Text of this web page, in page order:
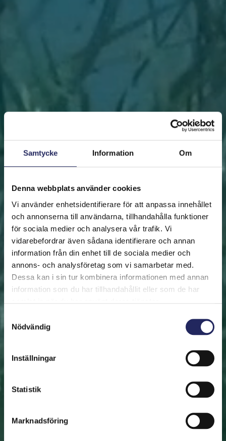
Samtycke Information Om
Denna webbplats använder cookies
Vi använder enhetsidentifierare för att anpassa innehållet
och annonserna till användarna, tillhandahålla funktioner
för sociala medier och analysera vår trafik. Vi
vidarebefordrar även sådana identifierare och annan
information från din enhet till de sociala medier och
annons- och analysföretag som vi samarbetar med.
Dessa kan i sin tur kombinera informationen med annan
information som du har tillhandahållit eller som de har
Nödvändig
Inställningar
Statistik
Marknadsföring
FRAMSIDAN HJÄLP ÖSTERSJÖN RÄDDA EN BIT
Rädda en bit
Hjälp oss att rädda Östersjön. Du kan också ge den
räddade biten som en present. En bit av Östersjön är